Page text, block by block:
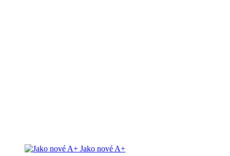
Jako nové A+